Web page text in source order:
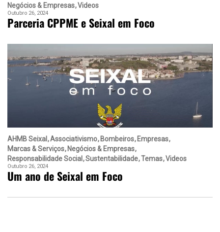
Negócios & Empresas Videos
Outubro 26, 2024
Parceria CPPME e Seixal em Foco
AHMB Seixal Associativismo Bombeiros Empresas
Marcas & Serviços Negócios & Empresas
Responsabilidade Social Sustentabilidade Temas Videos
Outubro 26, 2024
Um ano de Seixal em Foco